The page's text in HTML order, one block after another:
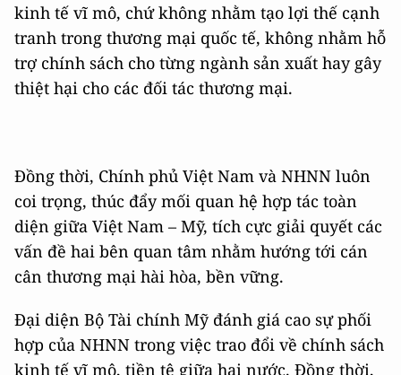
kinh tế vĩ mô, chứ không nhằm tạo lợi thế cạnh
tranh trong thương mại quốc tế, không nhằm hỗ
trợ chính sách cho từng ngành sản xuất hay gây
thiệt hại cho các đối tác thương mại.
Đồng thời, Chính phủ Việt Nam và NHNN luôn
coi trọng, thúc đẩy mối quan hệ hợp tác toàn
diện giữa Việt Nam – Mỹ, tích cực giải quyết các
vấn đề hai bên quan tâm nhằm hướng tới cán
cân thương mại hài hòa, bền vững.
Đại diện Bộ Tài chính Mỹ đánh giá cao sự phối
hợp của NHNN trong việc trao đổi về chính sách
kinh tế vĩ mô, tiền tệ giữa hai nước. Đồng thời,